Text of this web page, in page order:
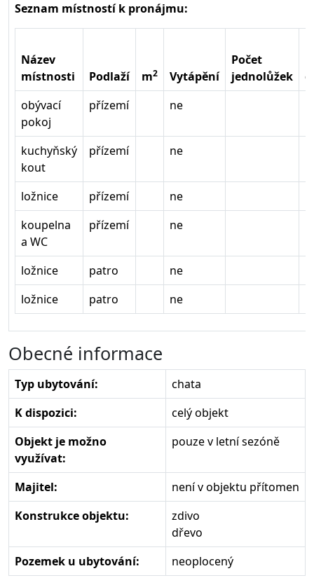
Seznam místností k pronájmu:
Název
místnosti
Podlaží m2 Vytápění
Počet
jednolůžek
obývací
pokoj
přízemí ne
kuchyňský
kout
přízemí ne
ložnice přízemí
ne
koupelna
a WC
přízemí ne
ložnice patro
ne
ložnice
patro ne
Obecné informace
Typ ubytování:
chata
K dispozici:
celý objekt
Objekt je možno
využívat:
pouze v letní sezóně
Majitel:
není v objektu přítomen
Konstrukce objektu:
zdivo
dřevo
Pozemek u ubytování:
neoplocený